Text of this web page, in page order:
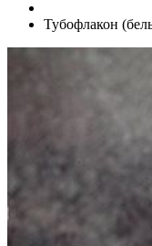
Тубофлакон